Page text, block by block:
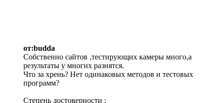
от:budda
Собственно сайтов ,тестирующих камеры много,а
результаты у многих разнятся.
Что за хрень? Нет одинаковых методов и тестовых
программ?
Степень достоверности :